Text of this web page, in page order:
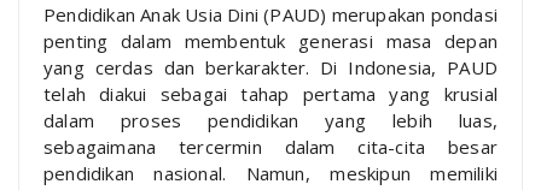
Pendidikan Anak Usia Dini (PAUD) merupakan pondasi
penting dalam membentuk generasi masa depan
yang cerdas dan berkarakter. Di Indonesia, PAUD
telah diakui sebagai tahap pertama yang krusial
dalam proses pendidikan yang lebih luas,
sebagaimana tercermin dalam cita-cita besar
pendidikan nasional. Namun, meskipun memiliki